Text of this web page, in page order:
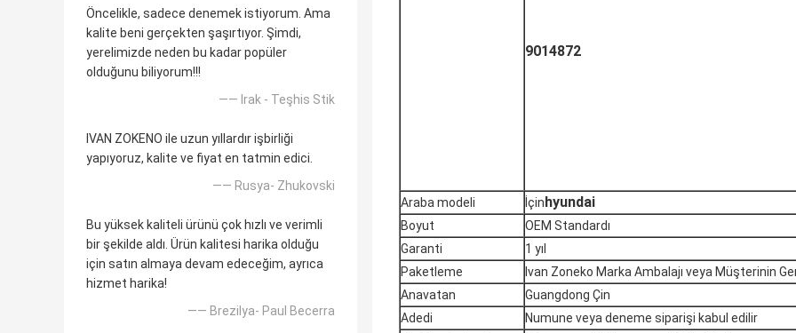
Öncelikle, sadece denemek istiyorum. Ama
kalite beni gerçekten şaşırtıyor. Şimdi,
yerelimizde neden bu kadar popüler
olduğunu biliyorum!!!
—— Irak - Teşhis Stik
IVAN ZOKENO ile uzun yıllardır işbirliği
yapıyoruz, kalite ve fiyat en tatmin edici.
—— Rusya- Zhukovski
Bu yüksek kaliteli ürünü çok hızlı ve verimli
bir şekilde aldı. Ürün kalitesi harika olduğu
için satın almaya devam edeceğim, ayrıca
hizmet harika!
—— Brezilya- Paul Becerra
9014872
Araba modeli İçin hyundai
Boyut
OEM Standardı
Garanti
1 yıl
Paketleme
Ivan Zoneko Marka Ambalajı veya Müşterinin
Anavatan
Guangdong Çin
Adedi
Numune veya deneme siparişi kabul edilir